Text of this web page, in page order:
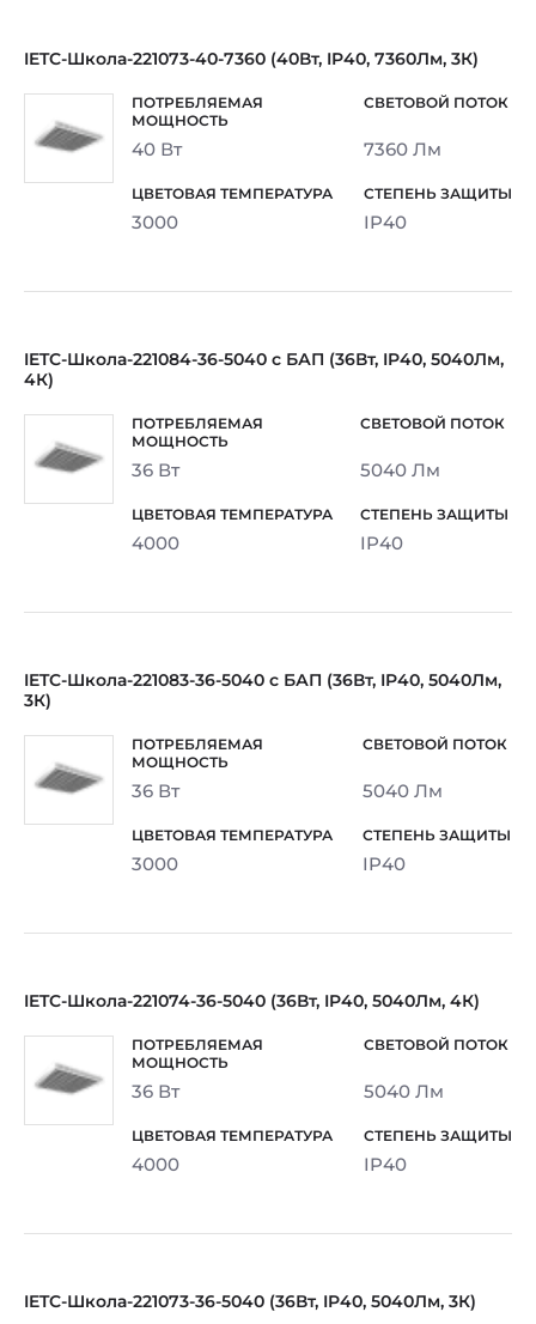
IETC-Школа-221073-40-7360 (40Вт, IP40, 7360Лм, 3К)
40 Вт 7360 Лм
3000 IP40
IETC-Школа-221084-36-5040 с БАП (36Вт, IP40, 5040Лм,
4К)
36 Вт 5040 Лм
4000 IP40
IETC-Школа-221083-36-5040 с БАП (36Вт, IP40, 5040Лм,
3К)
36 Вт 5040 Лм
3000 IP40
IETC-Школа-221074-36-5040 (36Вт, IP40, 5040Лм, 4К)
36 Вт 5040 Лм
4000 IP40
IETC-Школа-221073-36-5040 (36Вт, IP40, 5040Лм, 3К)